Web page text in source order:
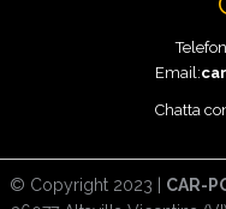
Email:
Chatta
© Copyright 2023 | CAR-